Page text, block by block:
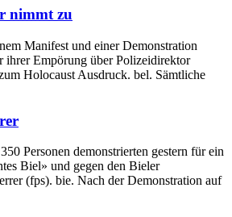
nimmt zu
Manifest und einer Demonstration
ihrer Empörung über Polizeidirektor
Holocaust Ausdruck. bel. Sämtliche
Personen demonstrierten gestern für ein
Biel» und gegen den Bieler
(fps). bie. Nach der Demonstration auf